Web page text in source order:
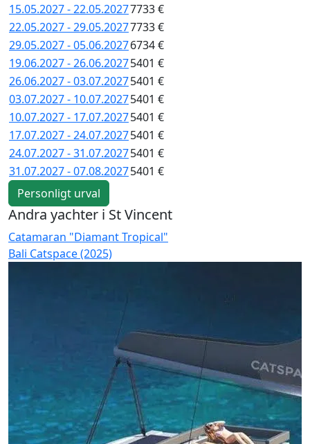
15.05.2027 - 22.05.20277733 €
22.05.2027 - 29.05.20277733 €
29.05.2027 - 05.06.20276734 €
19.06.2027 - 26.06.20275401 €
26.06.2027 - 03.07.20275401 €
03.07.2027 - 10.07.20275401 €
10.07.2027 - 17.07.20275401 €
17.07.2027 - 24.07.20275401 €
24.07.2027 - 31.07.20275401 €
31.07.2027 - 07.08.20275401 €
Personligt urval
Andra yachter i St Vincent
Catamaran "Diamant Tropical"
Bali Catspace (2025)